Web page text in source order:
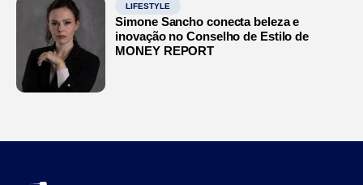
LIFESTYLE
Simone Sancho conecta beleza e
inovação no Conselho de Estilo de
MONEY REPORT